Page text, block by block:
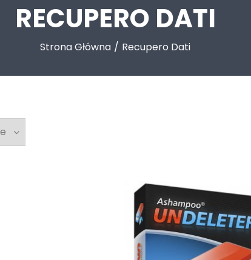
RECUPERO DATI
Strona Główna Recupero Dati